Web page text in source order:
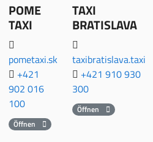
POME
TAXI
pometaxi.sk
+421
902 016
100
Öffnen
TAXI
BRATISLAVA
taxibratislava.taxi
+421 910 930
300
Öffnen